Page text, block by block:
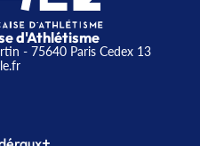
d'Athlétisme
- 75640 Paris Cedex 13